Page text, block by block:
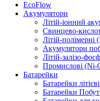
EcoFlow
Акумулятори
Літій-іонний
Свинцево-
Літій-полімерні
Акумулятори
Літій-залізо-
Промислові
Батарейки
Батарейки
Батарейки